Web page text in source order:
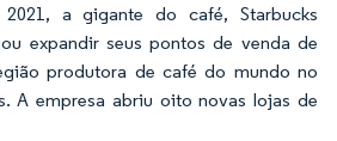
a gigante do café, Starbucks
expandir seus pontos de venda de
produtora de café do mundo no
A empresa abriu oito novas lojas de